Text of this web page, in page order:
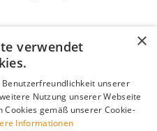
×
verwendet
unserer
Nutzung unserer Webseite
Cookies gemäß unserer Cookie-
Informationen